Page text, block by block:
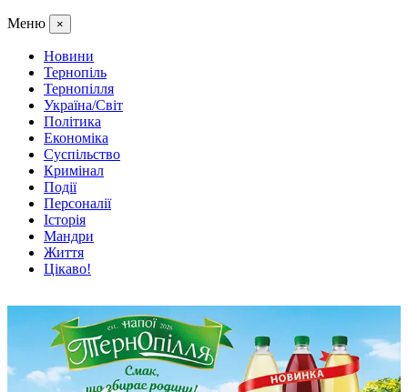
Меню ×
Новини
Тернопіль
Тернопілля
Україна/Світ
Політика
Економіка
Суспільство
Кримінал
Події
Персоналії
Історія
Мандри
Життя
Цікаво!